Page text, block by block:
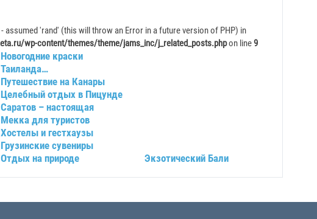
assumed 'rand' (this will throw an Error in a future version of PHP) in
wp-content/themes/theme/jams_inc/j_related_posts.phpon line9
Новогодние краски
Таиланда…
Путешествие на Канары
Целебный отдых в Пицунде
Саратов – настоящая
Мекка для туристов
Хостелы и гестхаузы
Грузинские сувениры
Отдых на природе
Экзотический Бали